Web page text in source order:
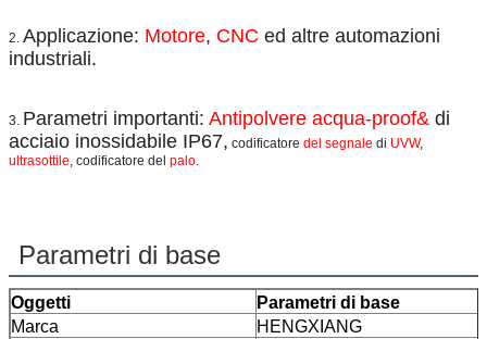
2. Applicazione: Motore, CNC ed altre automazioni
industriali.
3. Parametri importanti: Antipolvere acqua-proof& di
acciaio inossidabile IP67, codificatore del segnale di UVW,
ultrasottile, codificatore del palo.
Parametri di base
Oggetti
Parametri di base
Marca
HENGXIANG